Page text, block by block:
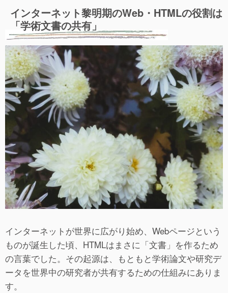
インターネット黎明期のWeb・HTMLの役割は
「学術文書の共有」
インターネットが世界に広がり始め、Webページという
ものが誕生した頃、HTMLはまさに「文書」を作るため
の言葉でした。その起源は、もともと学術論文や研究デ
ータを世界中の研究者が共有するための仕組みにありま
す。